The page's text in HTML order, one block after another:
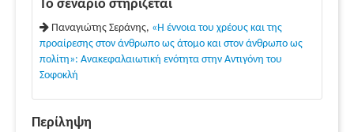
Το σενάριο στηρίζεται
Παναγιώτης Σεράνης, «Η έννοια του χρέους και της
προαίρεσης στον άνθρωπο ως άτομο και στον άνθρωπο ως
πολίτη»: Ανακεφαλαιωτική ενότητα στην Αντιγόνη του
Σοφοκλή
Περίληψη